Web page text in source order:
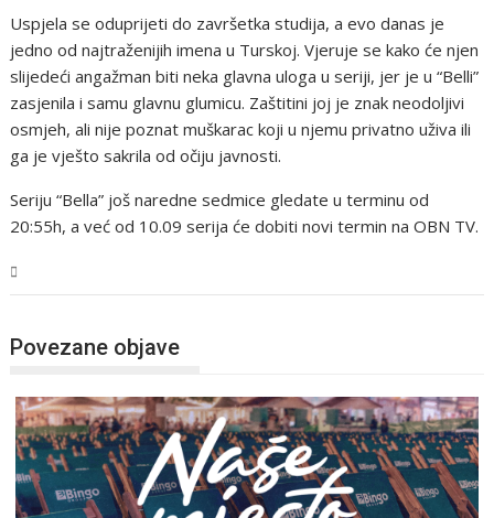
Uspjela se oduprijeti do završetka studija, a evo danas je
jedno od najtraženijih imena u Turskoj. Vjeruje se kako će njen
slijedeći angažman biti neka glavna uloga u seriji, jer je u “Belli”
zasjenila i samu glavnu glumicu. Zaštitini joj je znak neodoljivi
osmjeh, ali nije poznat muškarac koji u njemu privatno uživa ili
ga je vješto sakrila od očiju javnosti.
Seriju “Bella” još naredne sedmice gledate u terminu od
20:55h, a već od 10.09 serija će dobiti novi termin na OBN TV.
Povezane objave